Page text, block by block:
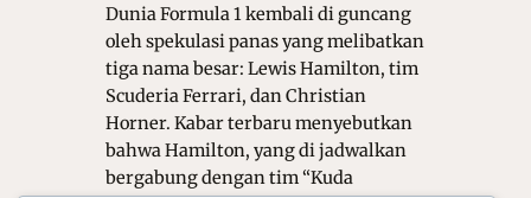
Dunia Formula 1 kembali di guncang
oleh spekulasi panas yang melibatkan
tiga nama besar: Lewis Hamilton, tim
Scuderia Ferrari, dan Christian
Horner. Kabar terbaru menyebutkan
bahwa Hamilton, yang di jadwalkan
bergabung dengan tim “Kuda